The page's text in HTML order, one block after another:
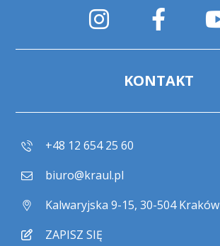
KONTAKT
+48 12 654 25 60
biuro@kraul.pl
Kalwaryjska 9-15, 30-504 Kraków
ZAPISZ SIĘ